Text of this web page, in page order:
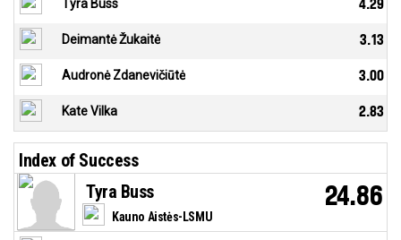
Tyra Buss 4.29
Deimantė Žukaitė 3.13
Audronė Zdanevičiūtė 3.00
Kate Vilka 2.83
Index of Success
Kauno Aistės-LSMU
Tyra Buss 24.86